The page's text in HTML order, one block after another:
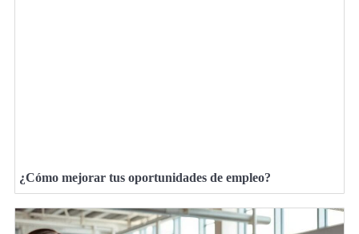
¿Cómo mejorar tus oportunidades de empleo?